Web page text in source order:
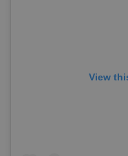
View